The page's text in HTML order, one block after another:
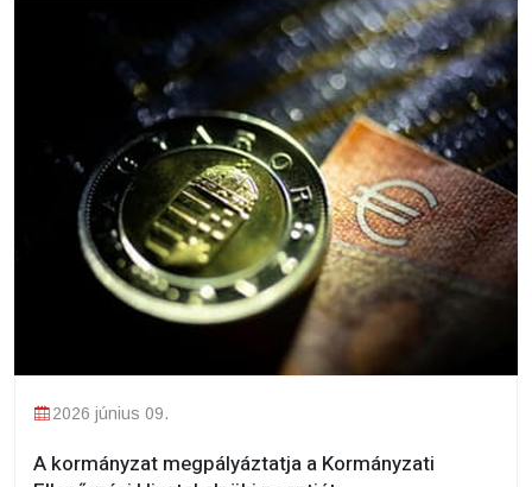
2026 június 09.
A kormányzat megpályáztatja a Kormányzati